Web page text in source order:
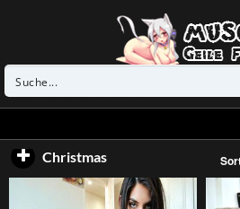
Christmas